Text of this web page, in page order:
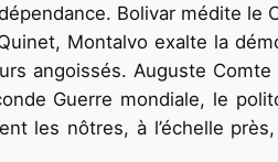
Bolivar médite le
Montalvo exalte la
angoissés. Auguste Comte
Guerre mondiale, le
les nôtres, à l’échelle